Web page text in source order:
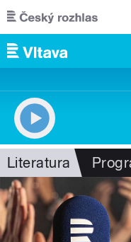
Přejít k hlavnímu obsahu
Literatura